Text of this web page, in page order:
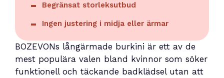
Begränsat storleksutbud
Ingen justering i midja eller ärmar
BOZEVONs långärmade burkini är ett av de
mest populära valen bland kvinnor som söker
funktionell och täckande badklädsel utan att